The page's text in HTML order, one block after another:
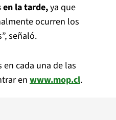
la tarde,ya que
ocurren los
señaló.
cada una de las
en www.mop.cl.